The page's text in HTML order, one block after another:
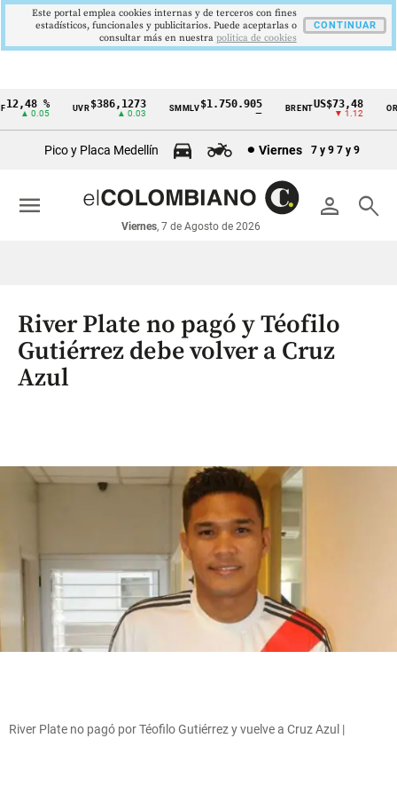
Cintillo
económicos
Colombia
%
▲ 0.05
UVR$386,1273
▲ 0.03
SMMLV$1.750.905 BRENTUS$73,48
▼ 1.12
ORO
Pico y Placa Medellín Viernes 7 y 9 7 y 9
person search
Viernes, 7 de Agosto de 2026
menu
River Plate no pagó y Téofilo
Gutiérrez debe volver a Cruz
Azul
River Plate no pagó por Téofilo Gutiérrez y vuelve a Cruz Azul |
Este portal emplea cookies internas y de terceros con fines
estadísticos, funcionales y publicitarios. Puede aceptarlas o
consultar más en nuestra politica de cookies
CONTINUAR